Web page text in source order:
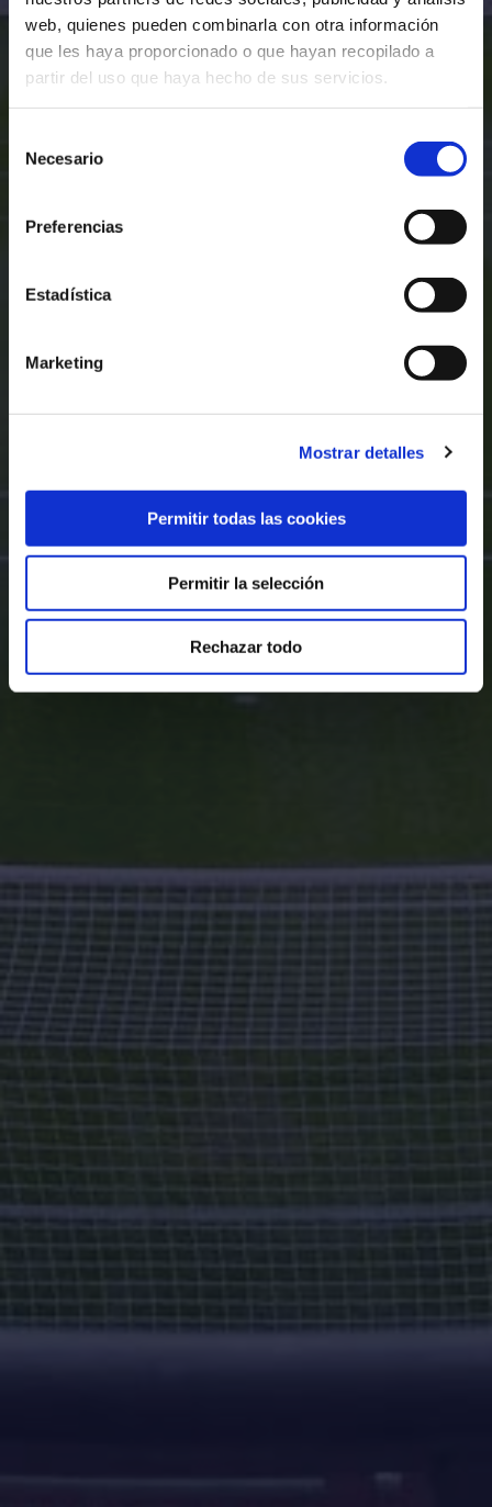
web, quienes pueden combinarla con otra información
que les haya proporcionado o que hayan recopilado a
partir del uso que haya hecho de sus servicios.
Necesario
Preferencias
Estadística
Marketing
Mostrar detalles
Permitir todas las cookies
Permitir la selección
Rechazar todo